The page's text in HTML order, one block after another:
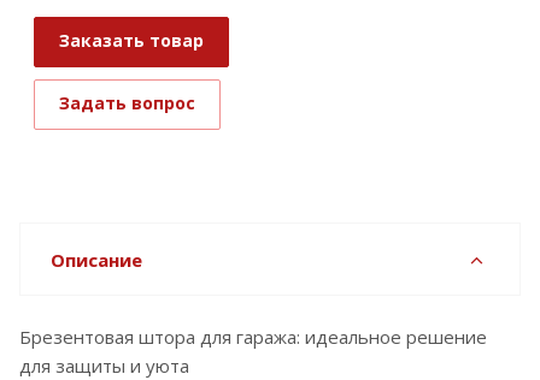
Заказать товар
Задать вопрос
Описание
Брезентовая штора для гаража: идеальное решение
для защиты и уюта